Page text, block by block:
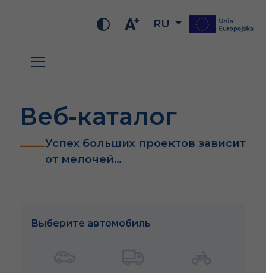
RU
Веб-каталог
Успех больших проектов зависит
от мелочей…
Выберите автомобиль